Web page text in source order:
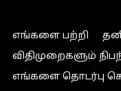
எங்களை பற்றி
விதிமுறைகளும்
எங்களை தொடர்பு